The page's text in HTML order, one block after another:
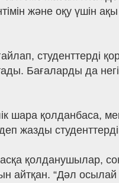
және оқу үшін
студенттерді
Бағаларды да
шара қолданбаса,
деп жазды
қолданушылар,
айтқан. “Дәл